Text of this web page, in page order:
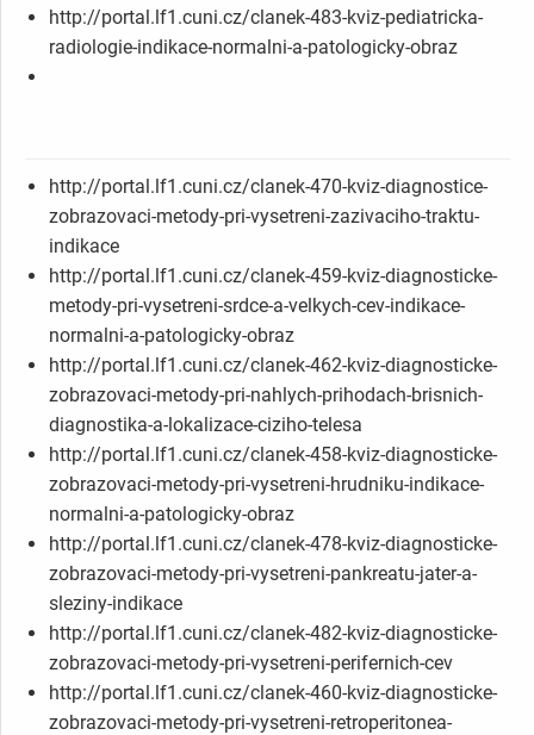
http://portal.lf1.cuni.cz/clanek-483-kviz-pediatricka-
radiologie-indikace-normalni-a-patologicky-obraz
http://portal.lf1.cuni.cz/clanek-470-kviz-diagnostice-
zobrazovaci-metody-pri-vysetreni-zazivaciho-traktu-
indikace
http://portal.lf1.cuni.cz/clanek-459-kviz-diagnosticke-
metody-pri-vysetreni-srdce-a-velkych-cev-indikace-
normalni-a-patologicky-obraz
http://portal.lf1.cuni.cz/clanek-462-kviz-diagnosticke-
zobrazovaci-metody-pri-nahlych-prihodach-brisnich-
diagnostika-a-lokalizace-ciziho-telesa
http://portal.lf1.cuni.cz/clanek-458-kviz-diagnosticke-
zobrazovaci-metody-pri-vysetreni-hrudniku-indikace-
normalni-a-patologicky-obraz
http://portal.lf1.cuni.cz/clanek-478-kviz-diagnosticke-
zobrazovaci-metody-pri-vysetreni-pankreatu-jater-a-
sleziny-indikace
http://portal.lf1.cuni.cz/clanek-482-kviz-diagnosticke-
zobrazovaci-metody-pri-vysetreni-perifernich-cev
http://portal.lf1.cuni.cz/clanek-460-kviz-diagnosticke-
zobrazovaci-metody-pri-vysetreni-retroperitonea-